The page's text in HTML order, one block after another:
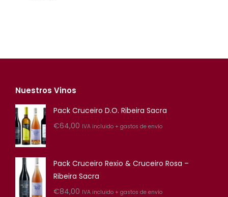
Nuestros Vinos
Pack Cruceiro D.O. Ribeira Sacra
€64,00 IVA incluido + gastos de envío
Pack Cruceiro Rexio & Cruceiro Rosa –
Ribeira Sacra
€84,00 IVA incluido + gastos de envío